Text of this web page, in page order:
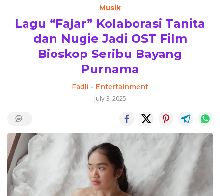
Musik
Lagu “Fajar” Kolaborasi Tanita
dan Nugie Jadi OST Film
Bioskop Seribu Bayang
Purnama
Fadli - Entertainment
July 3, 2025